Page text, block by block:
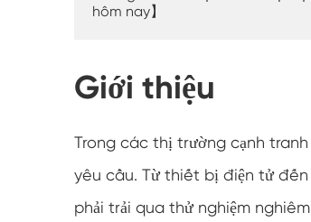
hôm nay】
Giới thiệu
Trong các thị trường cạnh
yêu cầu. Từ thiết bị điện tử đến
phải trải qua thử nghiệm